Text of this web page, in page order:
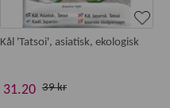
Kål 'Tatsoi', asiatisk, ekologisk
31.20 39 kr